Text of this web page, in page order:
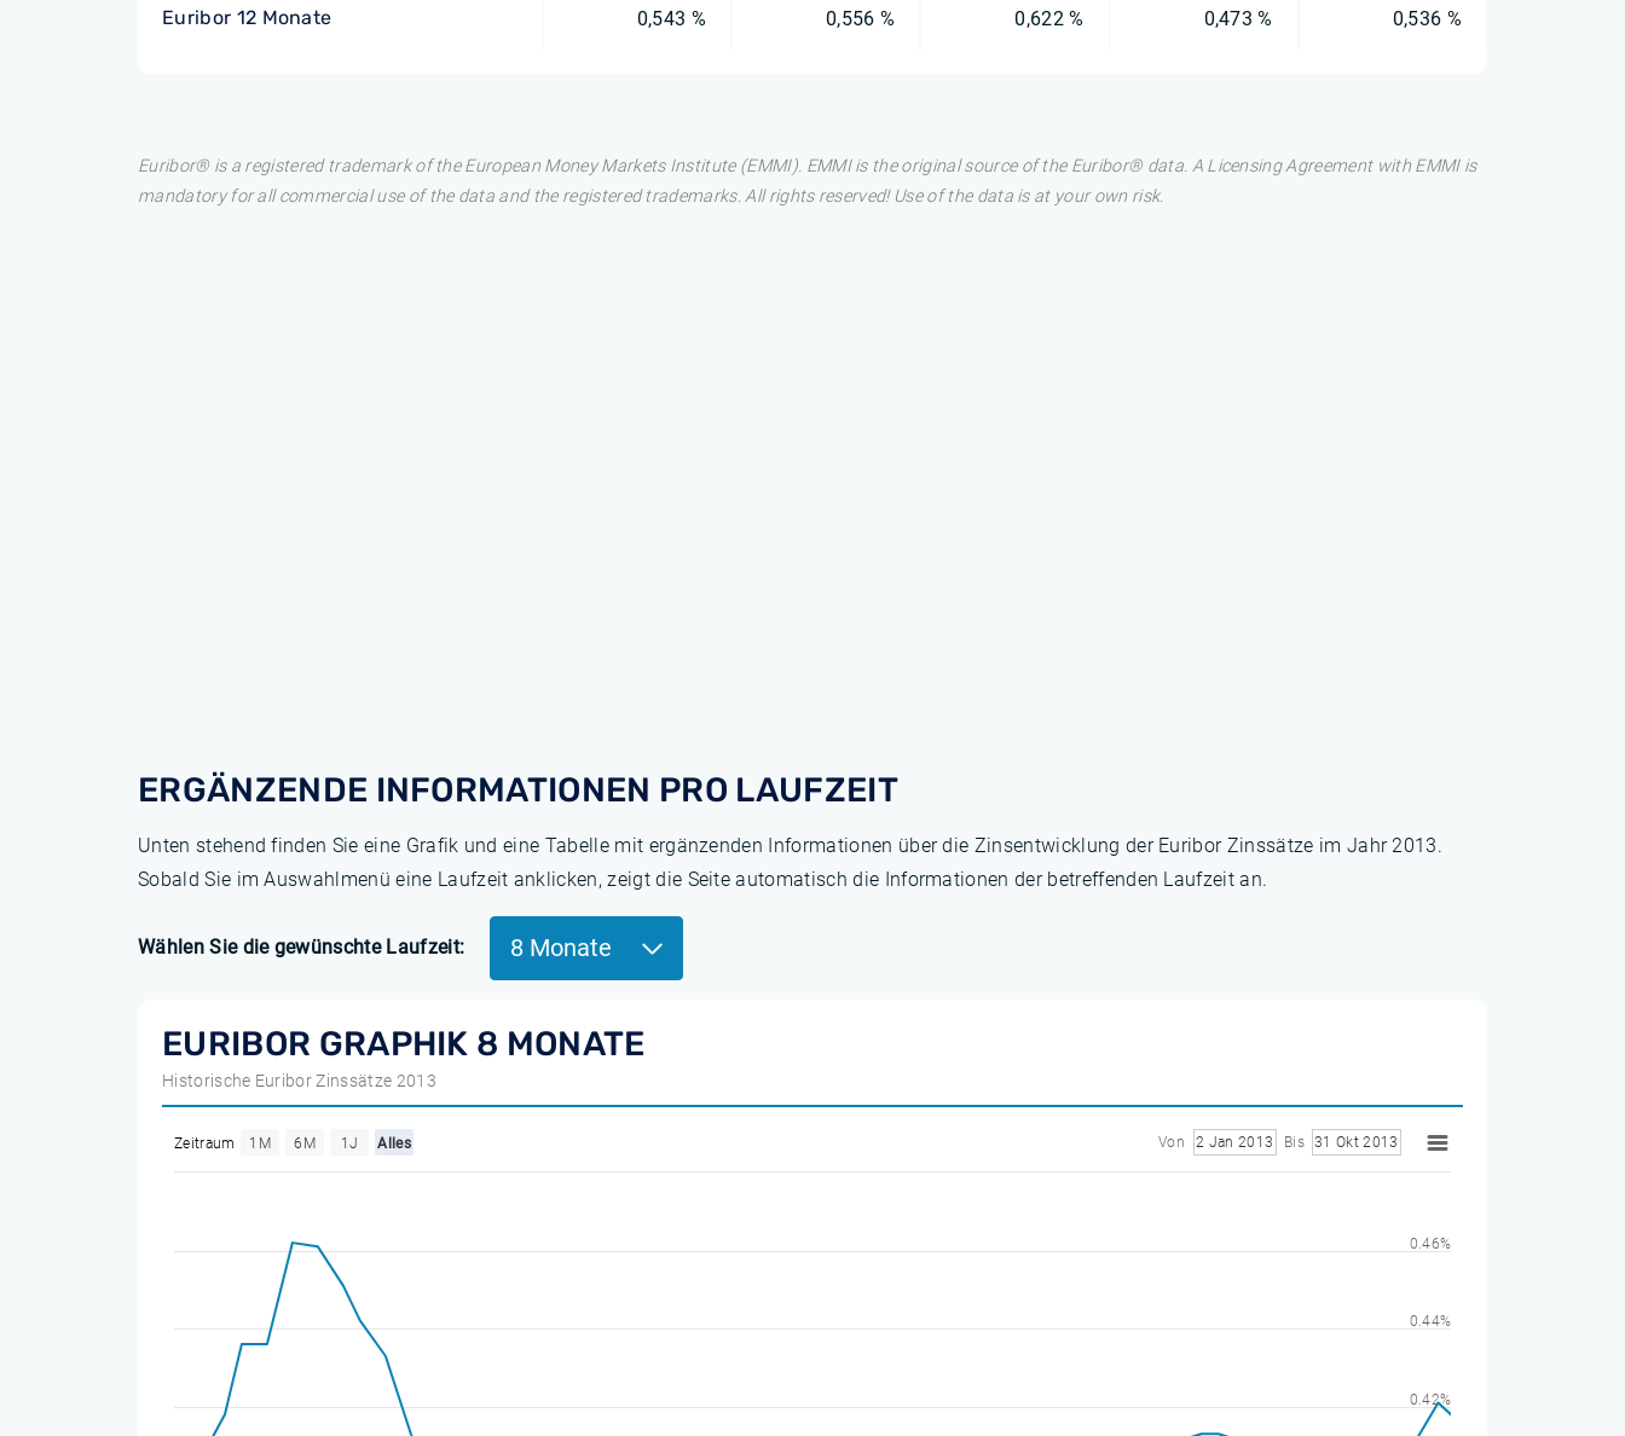
Euribor 12 Monate 0,543 % 0,556 % 0,622 % 0,473 % 0,536 %
Euribor® is a registered trademark of the European Money Markets Institute (EMMI). EMMI is the original source of the Euribor® data. A Licensing Agreement with EMMI is
mandatory for all commercial use of the data and the registered trademarks. All rights reserved! Use of the data is at your own risk.
ERGÄNZENDE INFORMATIONEN PRO LAUFZEIT
Unten stehend finden Sie eine Grafik und eine Tabelle mit ergänzenden Informationen über die Zinsentwicklung der Euribor Zinssätze im Jahr 2013.
Sobald Sie im Auswahlmenü eine Laufzeit anklicken, zeigt die Seite automatisch die Informationen der betreffenden Laufzeit an.
Wählen Sie die gewünschte Laufzeit: 8 Monate
EURIBOR GRAPHIK 8 MONATE
Historische Euribor Zinssätze 2013
Zeitraum 1M 6M 1J Alles Von 2 Jan 2013 Bis 31 Okt 2013
0.42%
0.44%
0.46%